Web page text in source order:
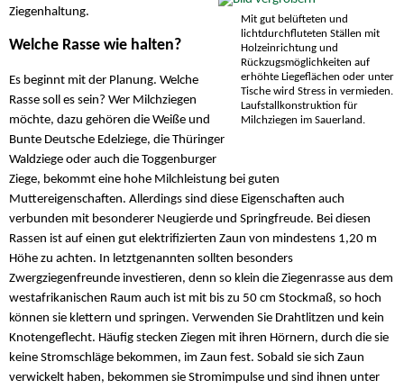
Mit gut belüfteten und
lichtdurchfluteten Ställen mit
Holzeinrichtung und
Rückzugsmöglichkeiten auf
erhöhte Liegeflächen oder unter
Tische wird Stress in vermieden.
Laufstallkonstruktion für
Milchziegen im Sauerland.
Ziegenhaltung.
Welche Rasse wie halten?
Es beginnt mit der Planung. Welche
Rasse soll es sein? Wer Milchziegen
möchte, dazu gehören die Weiße und
Bunte Deutsche Edelziege, die Thüringer
Waldziege oder auch die Toggenburger
Ziege, bekommt eine hohe Milchleistung bei guten
Muttereigenschaften. Allerdings sind diese Eigenschaften auch
verbunden mit besonderer Neugierde und Springfreude. Bei diesen
Rassen ist auf einen gut elektrifizierten Zaun von mindestens 1,20 m
Höhe zu achten. In letztgenannten sollten besonders
Zwergziegenfreunde investieren, denn so klein die Ziegenrasse aus dem
westafrikanischen Raum auch ist mit bis zu 50 cm Stockmaß, so hoch
können sie klettern und springen. Verwenden Sie Drahtlitzen und kein
Knotengeflecht. Häufig stecken Ziegen mit ihren Hörnern, durch die sie
keine Stromschläge bekommen, im Zaun fest. Sobald sie sich Zaun
verwickelt haben, bekommen sie Stromimpulse und sind ihnen unter